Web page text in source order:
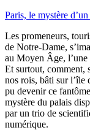
Paris, le mystère
Les promeneurs,
de Notre-Dame,
au Moyen Âge, l’une
Et surtout, comment,
nos rois, bâti sur l’île
pu devenir ce
mystère du palais
par un trio de
numérique.